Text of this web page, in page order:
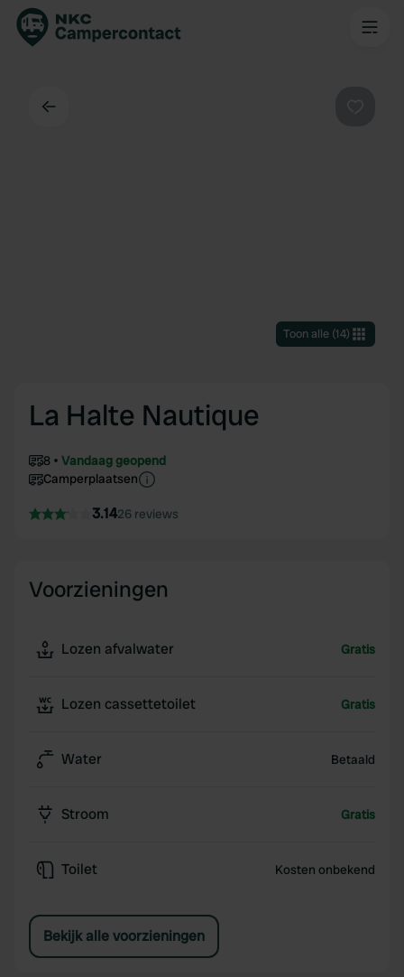
Toon alle(14)
La Halte Nautique
8
Vandaag geopend
Camperplaatsen
3.1426 reviews
Voorzieningen
Lozen afvalwater Gratis
Lozen cassettetoilet Gratis
Water Betaald
Stroom Gratis
Toilet Kosten onbekend
Bekijk alle voorzieningen